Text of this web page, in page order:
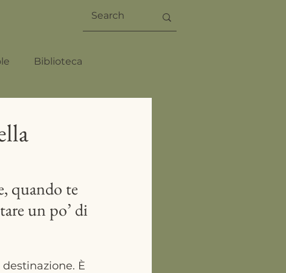
Biblioteca
quando te
un po’ di
È